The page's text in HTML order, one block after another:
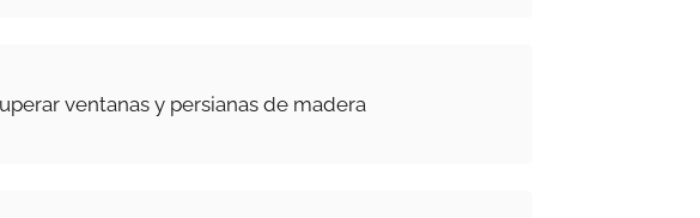
ventanas y persianas de madera